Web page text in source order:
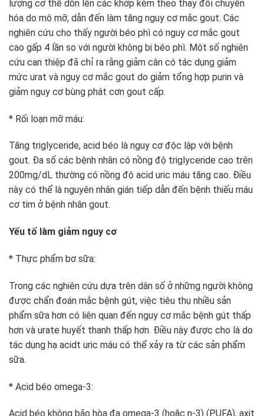
lượng cơ thể dồn lên các khớp kèm theo thay đổi chuyển
hóa do mô mỡ, dẫn đến làm tăng nguy cơ mắc gout. Các
nghiên cứu cho thấy người béo phì có nguy cơ mắc gout
cao gấp 4 lần so với người không bị béo phì. Một số nghiên
cứu can thiệp đã chỉ ra rằng giảm cân có tác dụng giảm
mức urat và nguy cơ mắc gout do giảm tổng hợp purin và
giảm nguy cơ bùng phát cơn gout cấp.
* Rối loạn mỡ máu:
Tăng triglyceride, acid béo là nguy cơ độc lập với bệnh
gout. Đa số các bệnh nhân có nồng độ triglyceride cao trên
200mg/dL thường có nồng độ acid uric máu tăng cao. Điều
này có thể là nguyên nhân gián tiếp dẫn đến bệnh thiếu máu
cơ tim ở bệnh nhân gout.
Yếu tố làm giảm nguy cơ
* Thực phẩm bơ sữa:
Trong các nghiên cứu dựa trên dân số ở những người không
được chẩn đoán mắc bệnh gút, việc tiêu thụ nhiều sản
phẩm sữa hơn có liên quan đến nguy cơ mắc bệnh gút thấp
hơn và urate huyết thanh thấp hơn. Điều này được cho là do
tác dụng hạ acidt uric máu có thể xảy ra từ các sản phẩm
sữa.
* Acid béo omega-3:
Acid béo không bão hòa đa omega-3 (hoặc n-3) (PUFA), axit